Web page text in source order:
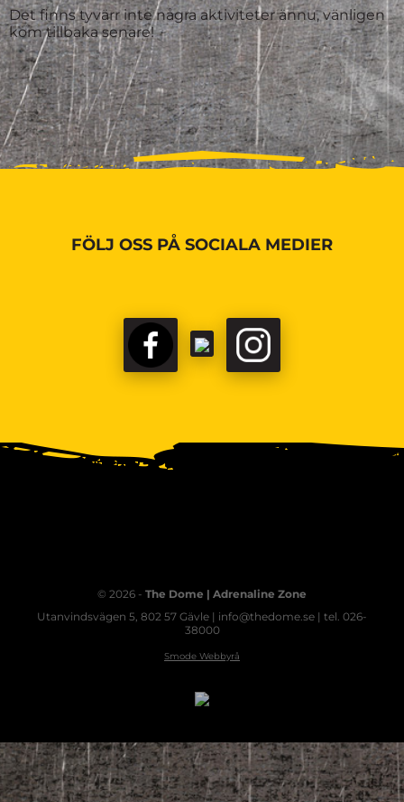
Det finns tyvärr inte några aktiviteter ännu, vänligen
kom tillbaka senare!
FÖLJ OSS PÅ SOCIALA MEDIER
© 2026 - The Dome | Adrenaline Zone
Utanvindsvägen 5, 802 57 Gävle | info@thedome.se | tel. 026-
38000
Smode Webbyrå